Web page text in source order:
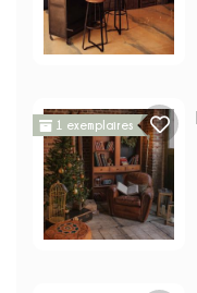
1 exemplaires